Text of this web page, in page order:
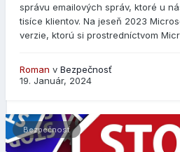
správu emailových správ, ktoré u
tisíce klientov. Na jeseň 2023
verzie, ktorú si prostredníctvom
Roman v Bezpečnosť
19. Január, 2024
Bezpečnosť